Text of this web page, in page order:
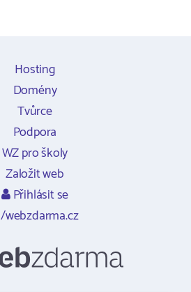
Hosting
Domény
Tvůrce
Podpora
WZ pro školy
Založit web
Přihlásit se
/webzdarma.cz